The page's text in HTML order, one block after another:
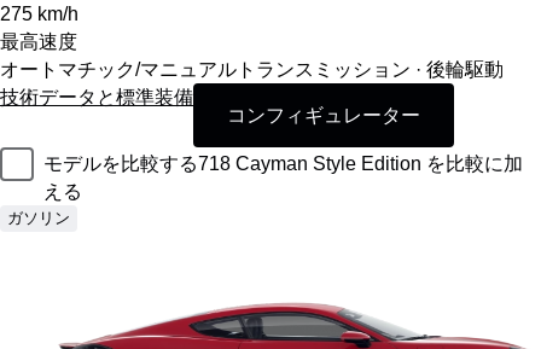
275 km/h
最高速度
オートマチック/マニュアルトランスミッション · 後輪駆動
技術データと標準装備
コンフィギュレーター
モデルを比較する718 Cayman Style Edition を比較に加
える
ガソリン